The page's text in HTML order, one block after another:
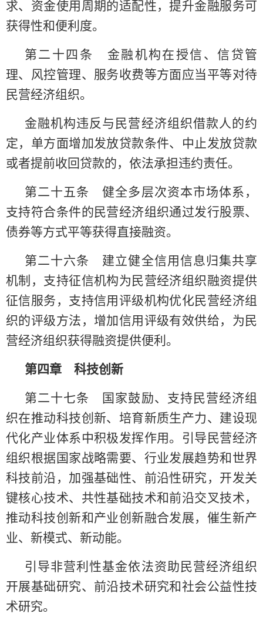
求、资金使用周期的适配性，提升金融服务可
获得性和便利度。
第二十四条 金融机构在授信、信贷管
理、风控管理、服务收费等方面应当平等对待
民营经济组织。
金融机构违反与民营经济组织借款人的约
定，单方面增加发放贷款条件、中止发放贷款
或者提前收回贷款的，依法承担违约责任。
第二十五条 健全多层次资本市场体系，
支持符合条件的民营经济组织通过发行股票、
债券等方式平等获得直接融资。
第二十六条 建立健全信用信息归集共享
机制，支持征信机构为民营经济组织融资提供
征信服务，支持信用评级机构优化民营经济组
织的评级方法，增加信用评级有效供给，为民
营经济组织获得融资提供便利。
第四章 科技创新
第二十七条 国家鼓励、支持民营经济组
织在推动科技创新、培育新质生产力、建设现
代化产业体系中积极发挥作用。引导民营经济
组织根据国家战略需要、行业发展趋势和世界
科技前沿，加强基础性、前沿性研究，开发关
键核心技术、共性基础技术和前沿交叉技术，
推动科技创新和产业创新融合发展，催生新产
业、新模式、新动能。
引导非营利性基金依法资助民营经济组织
开展基础研究、前沿技术研究和社会公益性技
术研究。